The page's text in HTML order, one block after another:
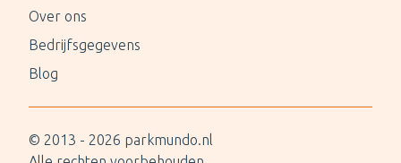
Over ons
Bedrijfsgegevens
Blog
© 2013 - 2026 parkmundo.nl